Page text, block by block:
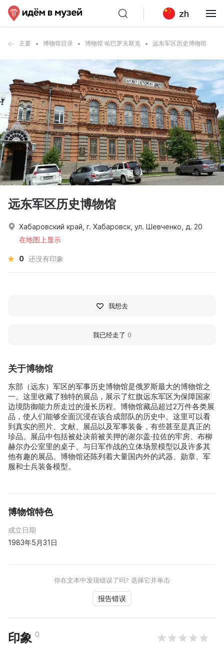
zh
主要 博物馆目录 博物馆 哈巴罗夫斯克 远东军区历史博物馆
关于博物馆
东部（远东）军区的军事历史博物馆是俄罗斯最大的博物馆之
一。这里收藏了独特的展品，展示了红旗远东军区为保障国家
边境防御能力所走过的漫长历程。博物馆藏品超过2万件各类展
品，使人们能够全面沉浸在该合成部队的历史中。这里可以看
到真实的照片、文献、展品以及军事装备，有些甚至是真正的
珍品。展品中包括被处决前被关押的谢尔盖·拉佐的牢房、布柳
赫尔办公室里的桌子、与日军作战的立体场景模型以及许多其
他有趣的展品。博物馆还陈列着大量国内外的武器、勋章、军
服和士兵装备模型。
博物馆特色
成立日期
1983年5月31日
你在文本中发现错误了吗? 选择它并单击
报告错误
印象 0
远东军区历史博物馆
Хабаровский край, г. Хабаровск, ул. Шевченко, д. 20
在地图上显示
0 还没有印象
我想去
我已经走了 0